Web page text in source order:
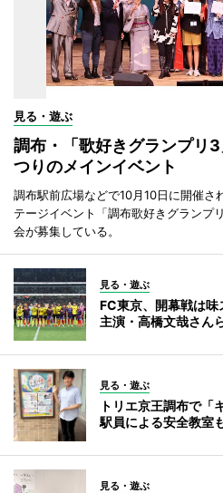
見る・遊ぶ
調布・「歌好きグランプリ
つりのメインイベント
調布駅前広場などで10月10日に開催さ
テージイベント「調布歌好きグランプ
会が募集している。
見る・遊ぶ
FC東京、開幕戦は
主演・高橋文哉さん
見る・遊ぶ
トリエ京王調布で
駅員による安全教室
見る・遊ぶ